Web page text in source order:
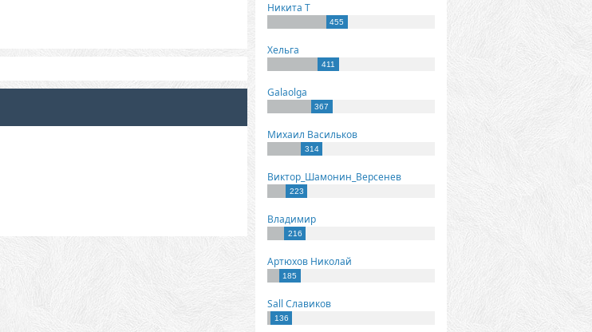
Никита Т
455
Хельга
411
Galaolga
367
Михаил Васильков
314
Виктор_Шамонин_Версенев
223
Владимир
216
Артюхов Николай
185
Sall Славиков
136